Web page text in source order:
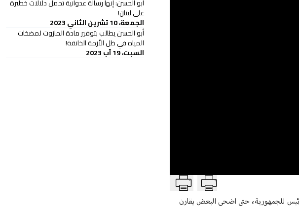
T
رئيس للجمهورية، حتى اضحى البعض يقارن
أبو الحسن: إنها رسالة عدوانية تحمل دلالات خطيرة
على لبنان!
الجمعة، 10 تشرين الثاني 2023
أبو الحسن يطالب بتوفير مادة المازوت لمضخات
المياه في ظل الأزمة الخانقة!
السبت، 19 آب 2023